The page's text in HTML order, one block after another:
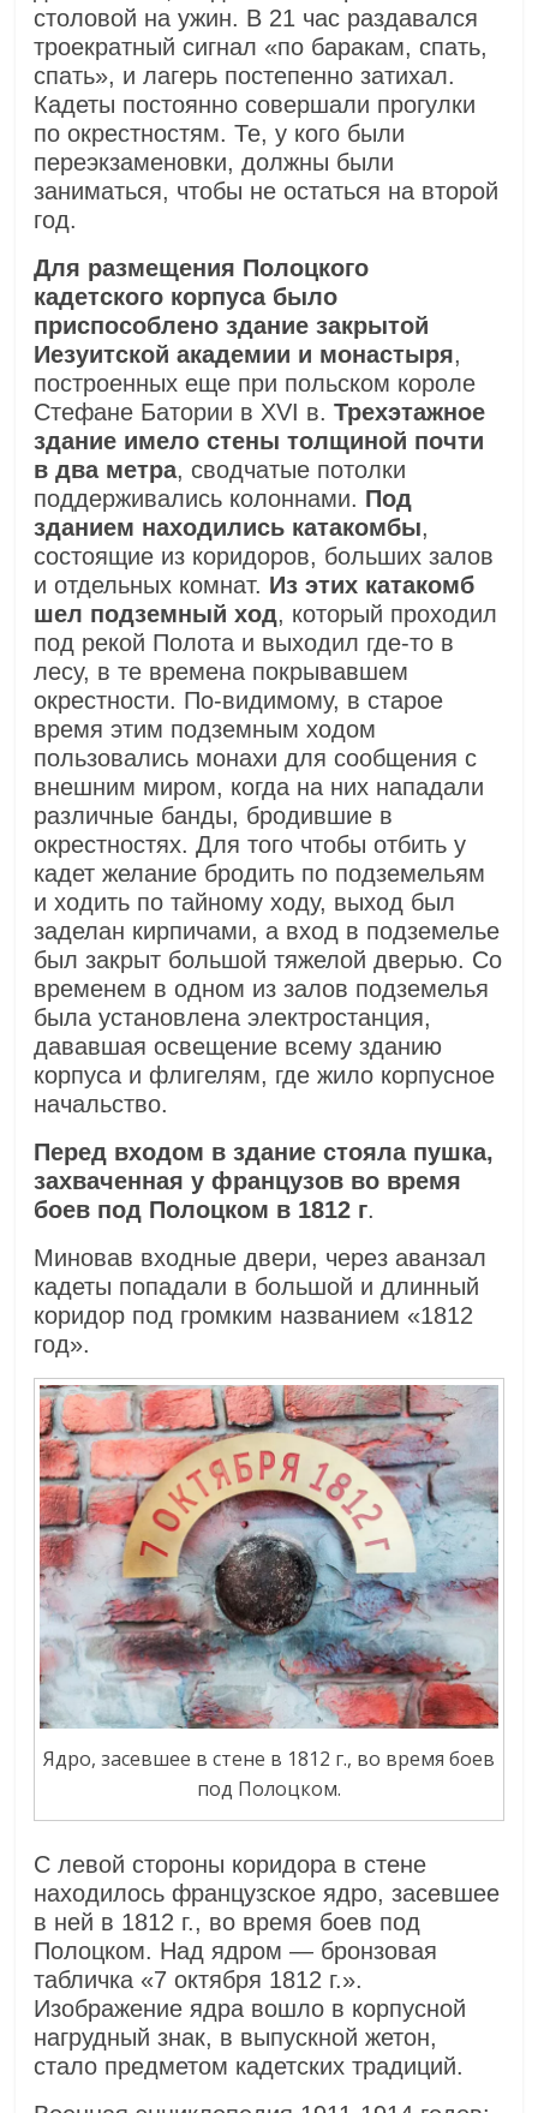
столовой на ужин. В 21 час раздавался
троекратный сигнал «по баракам, спать,
спать», и лагерь постепенно затихал.
Кадеты постоянно совершали прогулки
по окрестностям. Те, у кого были
переэкзаменовки, должны были
заниматься, чтобы не остаться на второй
год.
Для размещения Полоцкого
кадетского корпуса было
приспособлено здание закрытой
Иезуитской академии и монастыря,
построенных еще при польском короле
Стефане Батории в XVI в.Трехэтажное
здание имело стены толщиной почти
в два метра, сводчатые потолки
поддерживались колоннами. Под
зданием находились катакомбы,
состоящие из коридоров, больших залов
и отдельных комнат. Из этих катакомб
шел подземный ход, который проходил
под рекой Полота и выходил где-то в
лесу, в те времена покрывавшем
окрестности. По-видимому, в старое
время этим подземным ходом
пользовались монахи для сообщения с
внешним миром, когда на них нападали
различные банды, бродившие в
окрестностях. Для того чтобы отбить у
кадет желание бродить по подземельям
и ходить по тайному ходу, выход был
заделан кирпичами, а вход в подземелье
был закрыт большой тяжелой дверью. Со
временем в одном из залов подземелья
была установлена электростанция,
дававшая освещение всему зданию
корпуса и флигелям, где жило корпусное
начальство.
Перед входом в здание стояла пушка,
захваченная у французов во время
боев под Полоцком в 1812 г.
Миновав входные двери, через аванзал
кадеты попадали в большой и длинный
коридор под громким названием «1812
год».
Ядро, засевшее в стене в 1812 г., во время боев
под Полоцком.
С левой стороны коридора в стене
находилось французское ядро, засевшее
в ней в 1812 г., во время боев под
Полоцком. Над ядром — бронзовая
табличка «7 октября 1812 г.».
Изображение ядра вошло в корпусной
нагрудный знак, в выпускной жетон,
стало предметом кадетских традиций.